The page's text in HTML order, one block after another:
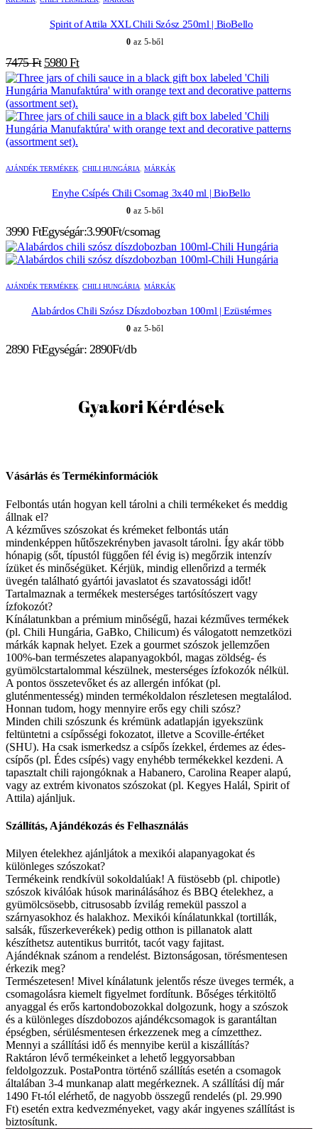
Spirit of Attila XXL Chili Szósz 250ml | BioBello
0 az 5-ből
7475Ft Original
price
was:
7475 Ft.
5980FtCurrent
price
is:
AJÁNDÉK TERMÉKEK, CHILI HUNGÁRIA, MÁRKÁK
Enyhe Csípés Chili Csomag 3x40 ml | BioBello
0 az 5-ből
3990 FtEgységár:3.990Ft/csomag
AJÁNDÉK TERMÉKEK, CHILI HUNGÁRIA, MÁRKÁK
Alabárdos Chili Szósz Díszdobozban 100ml | Ezüstérmes
0 az 5-ből
2890 FtEgységár: 2890Ft/db
Gyakori Kérdések
Vásárlás és Termékinformációk
Felbontás után hogyan kell tárolni a chili termékeket és meddig
állnak el?
A kézműves szószokat és krémeket felbontás után
mindenképpen hűtőszekrényben javasolt tárolni. Így akár több
hónapig (sőt, típustól függően fél évig is) megőrzik intenzív
ízüket és minőségüket. Kérjük, mindig ellenőrizd a termék
üvegén található gyártói javaslatot és szavatossági időt!
Tartalmaznak a termékek mesterséges tartósítószert vagy
ízfokozót?
Kínálatunkban a prémium minőségű, hazai kézműves termékek
(pl. Chili Hungária, GaBko, Chilicum) és válogatott nemzetközi
márkák kapnak helyet. Ezek a gourmet szószok jellemzően
100%-ban természetes alapanyagokból, magas zöldség- és
gyümölcstartalommal készülnek, mesterséges ízfokozók nélkül.
A pontos összetevőket és az allergén infókat (pl.
gluténmentesség) minden termékoldalon részletesen megtalálod.
Honnan tudom, hogy mennyire erős egy chili szósz?
Minden chili szószunk és krémünk adatlapján igyekszünk
feltüntetni a csípősségi fokozatot, illetve a Scoville-értéket
(SHU). Ha csak ismerkedsz a csípős ízekkel, érdemes az édes-
csípős (pl. Édes csípés) vagy enyhébb termékekkel kezdeni. A
tapasztalt chili rajongóknak a Habanero, Carolina Reaper alapú,
vagy az extrém kivonatos szószokat (pl. Kegyes Halál, Spirit of
Attila) ajánljuk.
Szállítás, Ajándékozás és Felhasználás
Milyen ételekhez ajánljátok a mexikói alapanyagokat és
különleges szószokat?
Termékeink rendkívül sokoldalúak! A füstösebb (pl. chipotle)
szószok kiválóak húsok marinálásához és BBQ ételekhez, a
gyümölcsösebb, citrusosabb ízvilág remekül passzol a
szárnyasokhoz és halakhoz. Mexikói kínálatunkkal (tortillák,
salsák, fűszerkeverékek) pedig otthon is pillanatok alatt
készíthetsz autentikus burritót, tacót vagy fajitast.
Ajándéknak szánom a rendelést. Biztonságosan, törésmentesen
érkezik meg?
Természetesen! Mivel kínálatunk jelentős része üveges termék, a
csomagolásra kiemelt figyelmet fordítunk. Bőséges térkitöltő
anyaggal és erős kartondobozokkal dolgozunk, hogy a szószok
és a különleges díszdobozos ajándékcsomagok is garantáltan
épségben, sérülésmentesen érkezzenek meg a címzetthez.
Mennyi a szállítási idő és mennyibe kerül a kiszállítás?
Raktáron lévő termékeinket a lehető leggyorsabban
feldolgozzuk. PostaPontra történő szállítás esetén a csomagok
általában 3-4 munkanap alatt megérkeznek. A szállítási díj már
1490 Ft-tól elérhető, de nagyobb összegű rendelés (pl. 29.990
Ft) esetén extra kedvezményeket, vagy akár ingyenes szállítást is
biztosítunk.